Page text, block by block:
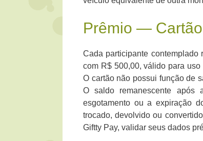
Prêmio —
Cada participante contemplado
com R$ 500,00, válido para
O cartão não possui função de
O saldo remanescente após
esgotamento ou a expiração
trocado, devolvido ou
Giftty Pay, validar seus dados